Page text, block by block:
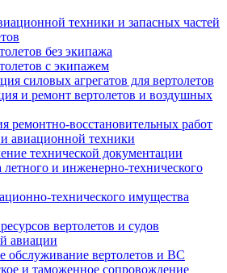
техники и запасных частей
без экипажа
с экипажем
силовых агрегатов для вертолетов
и ремонт вертолетов и воздушных
ремонтно-восстановительных работ
и авиационной техники
технической документации
летного и инженерно-технического
технического имущества
вертолетов и судов
авиации
обслуживание вертолетов и ВС
и таможенное сопровождение